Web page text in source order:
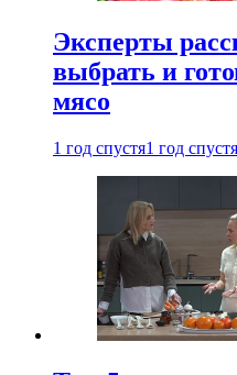
Эксперты
выбрать и
мясо
1 год спустя1 год спустя